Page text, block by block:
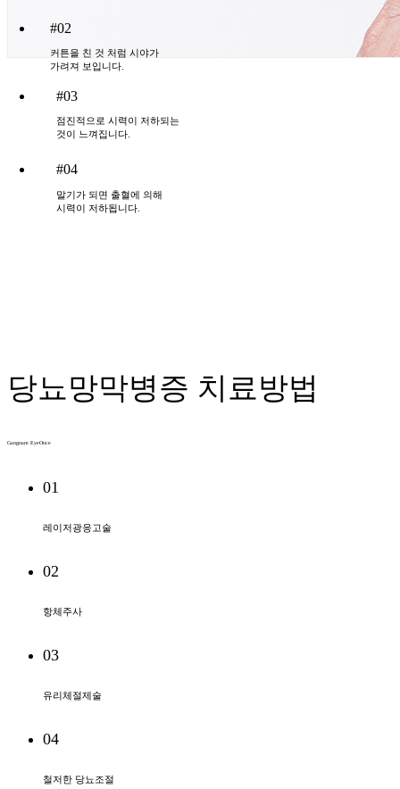
#02
커튼을 친 것 처럼 시야가
가려져 보입니다.
#03
점진적으로 시력이 저하되는
것이 느껴집니다.
#04
말기가 되면 출혈에 의해
시력이 저하됩니다.
당뇨망막병증 치료방법
Gangnam EyeOnce
01
레이저광응고술
02
항체주사
03
유리체절제술
04
철저한 당뇨조절